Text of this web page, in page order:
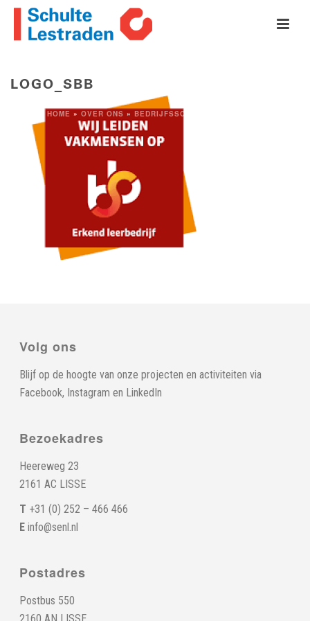
LOGO_SBB
HOME » OVER ONS » BEDRIJFSSCHOOL
Volg ons
Blijf op de hoogte van onze projecten en activiteiten via
Facebook, Instagram en LinkedIn
Bezoekadres
Heereweg 23
2161 AC LISSE
T +31 (0) 252 – 466 466
E info@senl.nl
Postadres
Postbus 550